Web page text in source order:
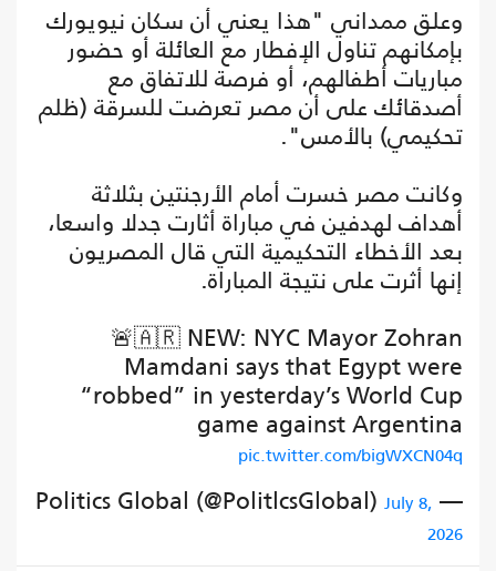
وعلق ممداني "هذا يعني أن سكان نيويورك
بإمكانهم تناول الإفطار مع العائلة أو حضور
مباريات أطفالهم، أو فرصة للاتفاق مع
أصدقائك على أن مصر تعرضت للسرقة (ظلم
تحكيمي) بالأمس".
وكانت مصر خسرت أمام الأرجنتين بثلاثة
أهداف لهدفين في مباراة أثارت جدلا واسعا،
بعد الأخطاء التحكيمية التي قال المصريون
إنها أثرت على نتيجة المباراة.
🚨🇦🇷 NEW: NYC Mayor Zohran
Mamdani says that Egypt were
“robbed” in yesterday’s World Cup
game against Argentina
pic.twitter.com/bigWXCN04q
— Politics Global (@PolitlcsGlobal)
July 8,
2026